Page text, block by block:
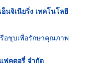
นจิเนียริ่ง เทคโนโลยี
อชุบเพื่อรักษาคุณภาพ
ฟคตอรี่ จำกัด